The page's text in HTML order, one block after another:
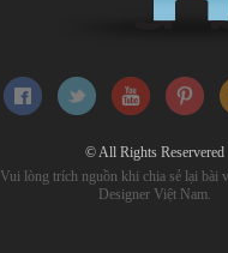
© All Rights Reservered
Vui lòng trích nguồn khi chia sẻ lại bài
Designer Việt Nam.